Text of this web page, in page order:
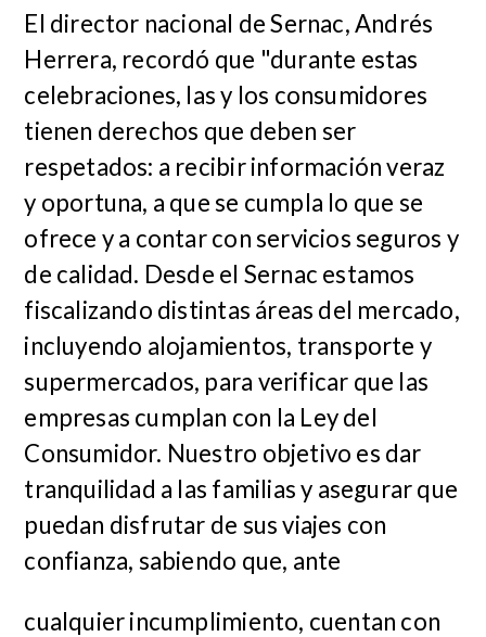
El director nacional de Sernac, Andrés
Herrera, recordó que "durante estas
celebraciones, las y los consumidores
tienen derechos que deben ser
respetados: a recibir información veraz
y oportuna, a que se cumpla lo que se
ofrece y a contar con servicios seguros y
de calidad. Desde el Sernac estamos
fiscalizando distintas áreas del mercado,
incluyendo alojamientos, transporte y
supermercados, para verificar que las
empresas cumplan con la Ley del
Consumidor. Nuestro objetivo es dar
tranquilidad a las familias y asegurar que
puedan disfrutar de sus viajes con
confianza, sabiendo que, ante
cualquier incumplimiento, cuentan con